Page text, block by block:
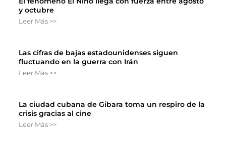
y octubre
Leer Más >>
Las cifras de bajas estadounidenses siguen
fluctuando en la guerra con Irán
Leer Más >>
La ciudad cubana de Gibara toma un respiro de la
crisis gracias al cine
Leer Más >>